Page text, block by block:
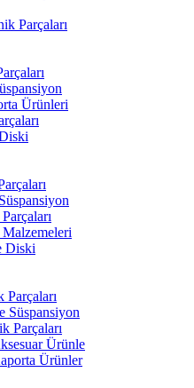
Parçaları
Ürünleri
Diski
Süspansiyon
Parçaları
Ürünle
Ürünler